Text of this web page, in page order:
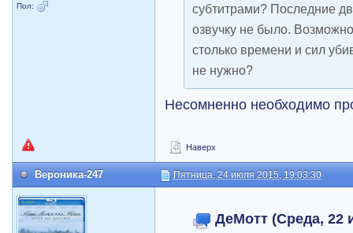
Пол:
субтитрами? Последние
озвучку не было.
столько времени и сил
не нужно?
Несомненно необходимо
Наверх
Вероника-247 Пятница, 24 июля 2015, 19:03:30
ДеМотт (Среда, 22